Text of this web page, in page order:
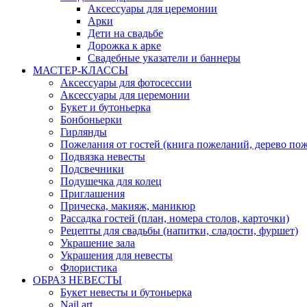
Аксессуары для церемонии
Арки
Дети на свадьбе
Дорожка к арке
Свадебные указатели и баннеры
МАСТЕР-КЛАССЫ
Аксессуары для фотосессии
Аксессуары для церемонии
Букет и бутоньерка
Бонбоньерки
Гирлянды
Пожелания от гостей (книга пожеланий, дерево
Подвязка невесты
Подсвечники
Подушечка для колец
Приглашения
Прическа, макияж, маникюр
Рассадка гостей (план, номера столов, карточки)
Рецепты для свадьбы (напитки, сладости, фуршет)
Украшение зала
Украшения для невесты
Флористика
ОБРАЗ НЕВЕСТЫ
Букет невесты и бутоньерка
Nail art